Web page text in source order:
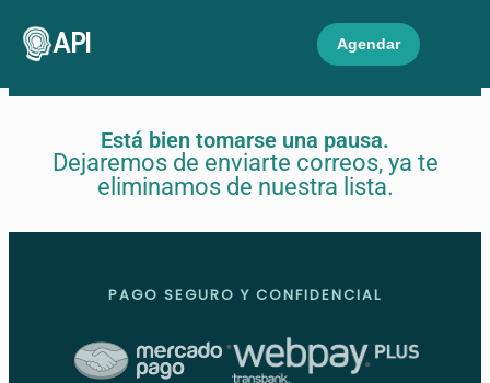
API Agendar
Está bien tomarse una pausa.
Dejaremos de enviarte correos, ya te
eliminamos de nuestra lista.
PAGO SEGURO Y CONFIDENCIAL